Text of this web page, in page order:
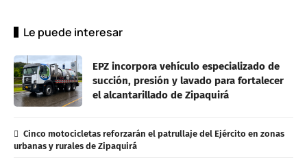
Le puede interesar
EPZ incorpora vehículo especializado de
succión, presión y lavado para fortalecer
el alcantarillado de Zipaquirá
Cinco motocicletas reforzarán el patrullaje del Ejército en zonas
urbanas y rurales de Zipaquirá